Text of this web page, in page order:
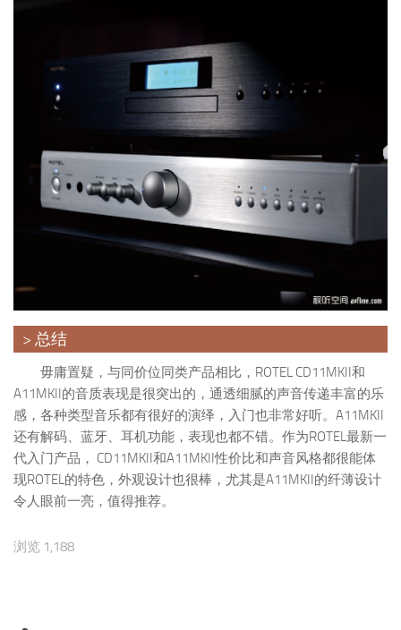
> 总结
毋庸置疑，与同价位同类产品相比，ROTEL CD11MKII和
A11MKII的音质表现是很突出的，通透细腻的声音传递丰富的乐
感，各种类型音乐都有很好的演绎，入门也非常好听。A11MKII
还有解码、蓝牙、耳机功能，表现也都不错。作为ROTEL最新一
代入门产品， CD11MKII和A11MKII性价比和声音风格都很能体
现ROTEL的特色，外观设计也很棒，尤其是A11MKII的纤薄设计
令人眼前一亮，值得推荐。
浏览 1,188